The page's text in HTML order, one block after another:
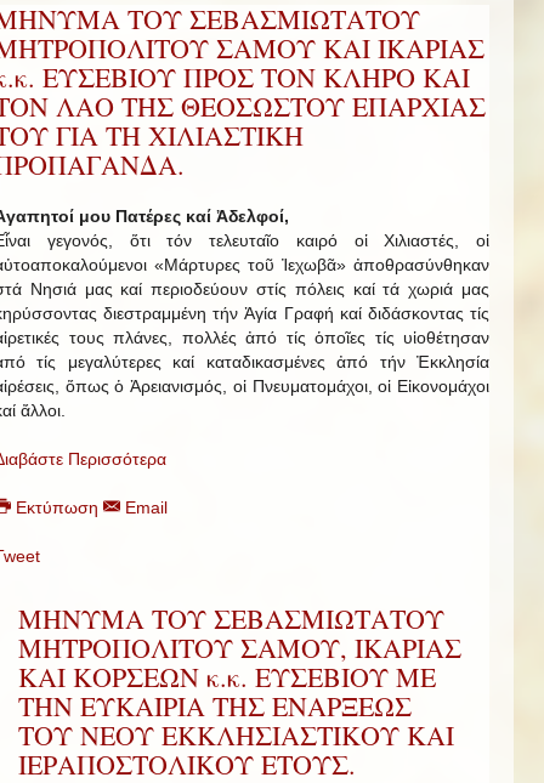
ΤΟΥ ΣΕΒΑΣΜΙΩΤΑΤΟΥ
ΣΑΜΟΥ ΚΑΙ ΙΚΑΡΙΑΣ
ΕΥΣΕΒΙΟΥ ΠΡΟΣ ΤΟΝ ΚΛΗΡΟ ΚΑΙ
ΛΑΟ ΤΗΣ ΘΕΟΣΩΣΤΟΥ ΕΠΑΡΧΙΑΣ
ΓΙΑ ΤΗ ΧΙΛΙΑΣΤΙΚΗ
μου Πατέρες καί Ἀδελφοί,
γεγονός, ὅτι τόν τελευταῖο καιρό οἱ Χιλιαστές, οἱ
«Μάρτυρες τοῦ Ἰεχωβᾶ» ἀποθρασύνθηκαν
Νησιά μας καί περιοδεύουν στίς πόλεις καί τά χωριά μας
διεστραμμένη τήν Ἁγία Γραφή καί διδάσκοντας τίς
τους πλάνες, πολλές ἀπό τίς ὁποῖες τίς υἱοθέτησαν
τίς μεγαλύτερες καί καταδικασμένες ἀπό τήν Ἐκκλησία
ὅπως ὁ Ἀρειανισμός, οἱ Πνευματομάχοι, οἱ Εἰκονομάχοι
ἄλλοι.
Περισσότερα
Εκτύπωση Email
ΜΗΝΥΜΑ ΤΟΥ ΣΕΒΑΣΜΙΩΤΑΤΟΥ
ΜΗΤΡΟΠΟΛΙΤΟΥ ΣΑΜΟΥ, ΙΚΑΡΙΑΣ
ΚΑΙ ΚΟΡΣΕΩΝ κ.κ. ΕΥΣΕΒΙΟΥ ΜΕ
ΤΗΝ ΕΥΚΑΙΡΙΑ ΤΗΣ ΕΝΑΡΞΕΩΣ
ΤΟΥ ΝΕΟΥ ΕΚΚΛΗΣΙΑΣΤΙΚΟΥ ΚΑΙ
ΙΕΡΑΠΟΣΤΟΛΙΚΟΥ ΕΤΟΥΣ.